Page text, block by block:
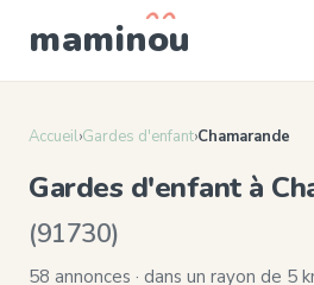
maminou
Accueil›Gardes d'enfant›Chamarande
Gardes d'enfant à
(91730)
58 annonces · dans un rayon de 5